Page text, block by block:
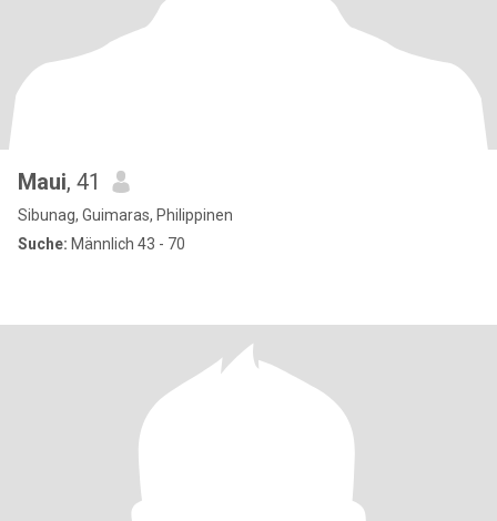
Maui, 41
Sibunag, Guimaras, Philippinen
Suche: Männlich 43 - 70